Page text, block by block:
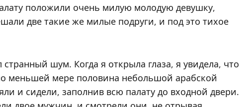
положили очень милую молодую девушку,
две такие же милые подруги, и под это тихое
шум. Когда я открыла глаза, я увидела, что
меньшей мере половина небольшой арабской
и сидели, заполнив всю палату до входной двери.